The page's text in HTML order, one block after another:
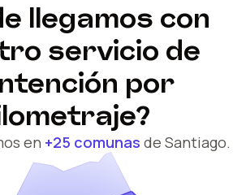
llegamos con
servicio de
por
en +25 comunas de Santiago.